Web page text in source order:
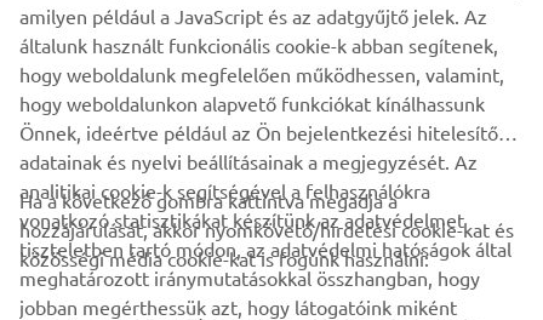
VÁLLALATI
B2B
amilyen például a JavaScript és az adatgyűjtő jelek. Az
általunk használt funkcionális cookie-k abban segítenek,
hogy weboldalunk megfelelően működhessen, valamint,
hogy weboldalunkon alapvető funkciókat kínálhassunk
Önnek, ideértve például az Ön bejelentkezési hitelesítő
adatainak és nyelvi beállításainak a megjegyzését. Az
analitikai cookie-k segítségével a felhasználókra
vonatkozó statisztikákat készítünk az adatvédelmet
tiszteletben tartó módon, az adatvédelmi hatóságok által
meghatározott iránymutatásokkal összhangban, hogy
jobban megérthessük azt, hogy látogatóink miként
Ha a következő gombra kattintva megadja a
hozzájárulását, akkor nyomkövető/hirdetési cookie-kat és
közösségi média cookie-kat is fogunk használni: